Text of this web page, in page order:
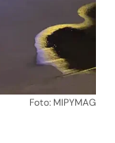
Foto: MIPYMAG